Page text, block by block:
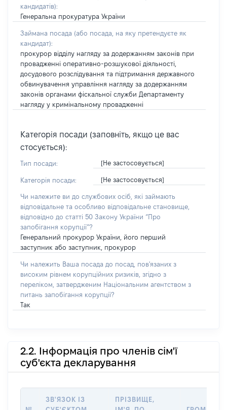
кандидатів):
Генеральна прокуратура України
Займана посада (або посада, на яку претендуєте як
кандидат):
прокурор відділу нагляду за додержанням законів при
провадженні оперативно-розшукової діяльності,
досудового розслідування та підтримання державного
обвинувачення управління нагляду за додержанням
законів органами фіскальної служби Департаменту
нагляду у кримінальному провадженні
Категорія посади (заповніть, якщо це вас
стосується):
Тип посади: [Не застосовується]
Категорія посади: [Не застосовується]
Чи належите ви до службових осіб, які займають
відповідальне та особливо відповідальне становище,
відповідно до статті 50 Закону України “Про
запобігання корупції”?
Генеральний прокурор України, його перший
заступник або заступник, прокурор
Чи належить Ваша посада до посад, пов'язаних з
високим рівнем корупційних ризиків, згідно з
переліком, затвердженим Національним агентством з
питань запобігання корупції?
Так
2.2. Інформація про членів сім'ї
суб'єкта декларування
ЗВ'ЯЗОК ІЗ
ПРІЗВИЩЕ,